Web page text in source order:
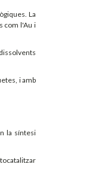
La
com l'Au i
i amb
la síntesi